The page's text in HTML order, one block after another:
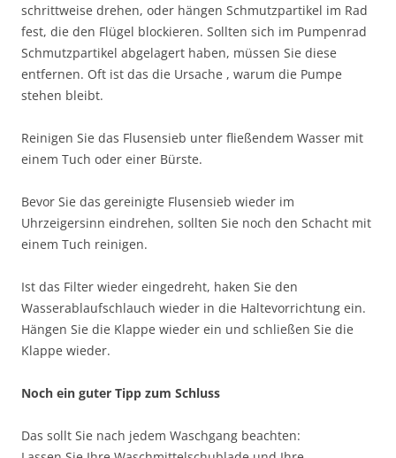
schrittweise drehen, oder hängen Schmutzpartikel im Rad
fest, die den Flügel blockieren. Sollten sich im Pumpenrad
Schmutzpartikel abgelagert haben, müssen Sie diese
entfernen. Oft ist das die Ursache , warum die Pumpe
stehen bleibt.
Reinigen Sie das Flusensieb unter fließendem Wasser mit
einem Tuch oder einer Bürste.
Bevor Sie das gereinigte Flusensieb wieder im
Uhrzeigersinn eindrehen, sollten Sie noch den Schacht mit
einem Tuch reinigen.
Ist das Filter wieder eingedreht, haken Sie den
Wasserablaufschlauch wieder in die Haltevorrichtung ein.
Hängen Sie die Klappe wieder ein und schließen Sie die
Klappe wieder.
Noch ein guter Tipp zum Schluss
Das sollt Sie nach jedem Waschgang beachten: